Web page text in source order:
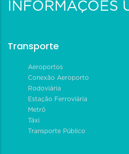
INFORMAÇÕES
Transporte
Aeroportos
Conexão Aeroporto
Rodoviária
Estação Ferroviária
Metrô
Táxi
Transporte Público